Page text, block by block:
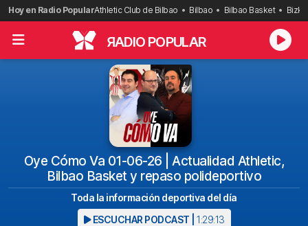
Saltar
al
contenido
Hoy en Radio PopularAthletic Club de Bilbao Bilbao Bilbao Basket
RADIO POPULAR
Oye Cómo Va 01-06-26 | Actualidad Athletic,
Bilbao Basket y repaso polideportivo
Toda la información deportiva del día
ESCUCHAR PODCAST | 1:29:13